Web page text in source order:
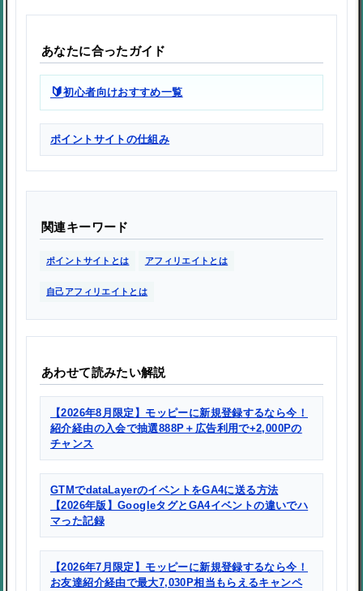
あなたに合ったガイド
🔰初心者向けおすすめ一覧
ポイントサイトの仕組み
関連キーワード
ポイントサイトとは アフィリエイトとは
自己アフィリエイトとは
あわせて読みたい解説
【2026年8月限定】モッピーに新規登録するなら今！
紹介経由の入会で抽選888P＋広告利用で+2,000Pの
チャンス
GTMでdataLayerのイベントをGA4に送る方法
【2026年版】GoogleタグとGA4イベントの違いでハ
マった記録
【2026年7月限定】モッピーに新規登録するなら今！
お友達紹介経由で最大7,030P相当もらえるキャンペ